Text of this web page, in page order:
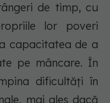
de timp, cu
lor poveri
capacitatea de a
pe mâncare. În
dificultăți în
mai ales dacă